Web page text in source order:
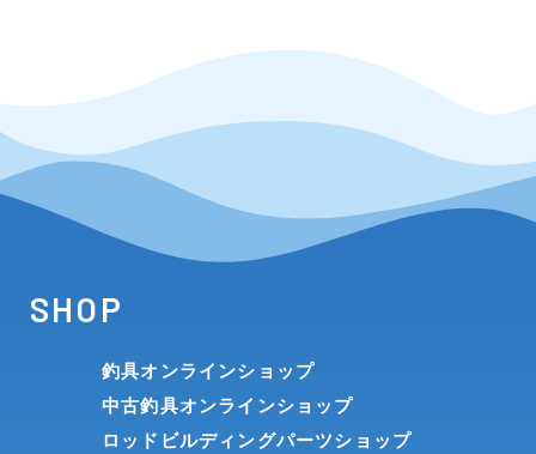
SHOP
釣具オンラインショップ
中古釣具オンラインショップ
ロッドビルディングパーツショップ